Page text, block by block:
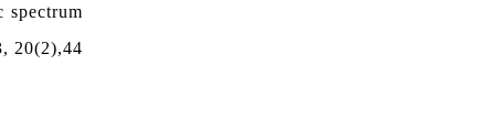
20(2),44